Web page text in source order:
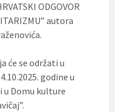
ODGOVOR
autora
će se održati u
godine u
u Domu kulture